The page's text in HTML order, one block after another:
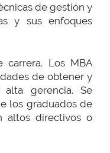
de gestión y
y sus enfoques
carrera. Los MBA
de obtener y
gerencia. Se
los graduados de
altos directivos o